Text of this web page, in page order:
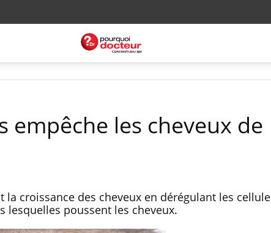
empêche les cheveux de
croissance des cheveux en dérégulant les
lesquelles poussent les cheveux.